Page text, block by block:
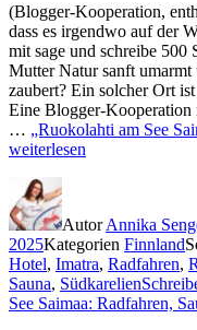
(Blogger-Kooperation,
dass es irgendwo auf der
mit sage und schreibe 500
Mutter Natur sanft
zaubert? Ein solcher Ort
Eine Blogger-Kooperation
… „Ruokolahti am See
weiterlesen
AutorAnnika
2025Kategorien Finnland
Hotel, Imatra, Radfahren,
Sauna, Südkarelien
See Saimaa: Radfahren,